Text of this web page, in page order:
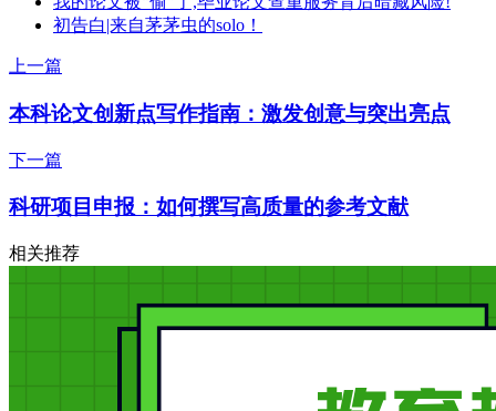
初告白|来自茅茅虫的solo！
上一篇
本科论文创新点写作指南：激发创意与突出亮点
下一篇
科研项目申报：如何撰写高质量的参考文献
相关推荐